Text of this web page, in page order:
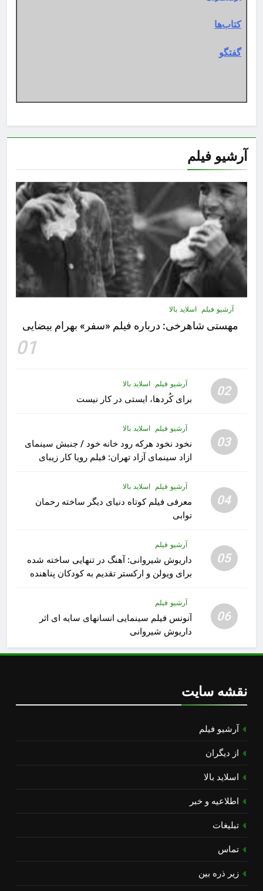
کتاب‌ها
گفتگو
آرشیو فیلم
آرشیو فیلم اسلاید بالا
مهستى شاهرخى:‌ درباره فيلم «سفر» بهرام بیضایی
01
02 آرشیو فیلم اسلاید بالا
برای کُردها، ایستی در کار نیست
03
آرشیو فیلم اسلاید بالا
نخود نخود هرکه رود خانه خود / جنبش سینمای
ازاد سینمای آزاد تهران: فیلم رویا کار زیبای
04
آرشیو فیلم اسلاید بالا
معرفی فیلم کوتاه دنیای دیگر ساخته رحمان
توابی
05
آرشیو فیلم
داریوش شیروانی: آهنگ در تنهایی ساخته شده
برای ویولن و ارکستر تقدیم به کودکان پناهنده
06
آرشیو فیلم
آنونس فیلم سینمایی انسانهای سایه ای اثر
داریوش شیروانی
نقشه سایت
آرشیو فیلم
از دیگران
اسلاید بالا
اطلاعیه و خبر
تبلیغات
تماس
زیر ذره بین